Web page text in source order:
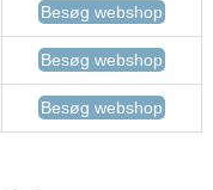
Besøg webshop
Besøg webshop
Besøg webshop